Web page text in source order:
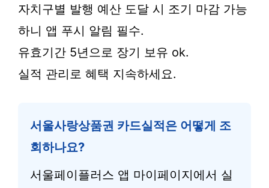
자치구별 발행 예산 도달 시 조기 마감 가능
하니 앱 푸시 알림 필수.
유효기간 5년으로 장기 보유 ok.
실적 관리로 혜택 지속하세요.
서울사랑상품권 카드실적은 어떻게 조
회하나요?
서울페이플러스 앱 마이페이지에서 실